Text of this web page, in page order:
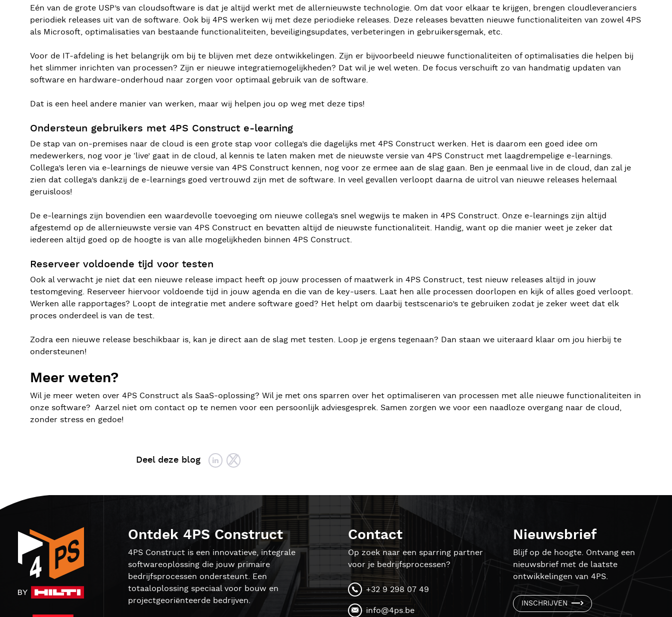
Eén van de grote USP’s van cloudsoftware is dat je altijd werkt met de allernieuwste technologie. Om dat voor elkaar te krijgen, brengen cloudleveranciers
periodiek releases uit van de software. Ook bij 4PS werken wij met deze periodieke releases. Deze releases bevatten nieuwe functionaliteiten van zowel 4PS
als Microsoft, optimalisaties van bestaande functionaliteiten, beveiligingsupdates, verbeteringen in gebruikersgemak, etc.
Voor de IT-afdeling is het belangrijk om bij te blijven met deze ontwikkelingen. Zijn er bijvoorbeeld nieuwe functionaliteiten of optimalisaties die helpen bij
het slimmer inrichten van processen? Zijn er nieuwe integratiemogelijkheden? Dat wil je wel weten. De focus verschuift zo van handmatig updaten van
software en hardware-onderhoud naar zorgen voor optimaal gebruik van de software.
Dat is een heel andere manier van werken, maar wij helpen jou op weg met deze tips!
Ondersteun gebruikers met 4PS Construct e-learning
De stap van on-premises naar de cloud is een grote stap voor collega’s die dagelijks met 4PS Construct werken. Het is daarom een goed idee om
medewerkers, nog voor je ‘live’ gaat in de cloud, al kennis te laten maken met de nieuwste versie van 4PS Construct met laagdrempelige e-learnings.
Collega’s leren via e-learnings de nieuwe versie van 4PS Construct kennen, nog voor ze ermee aan de slag gaan. Ben je eenmaal live in de cloud, dan zal je
zien dat collega’s dankzij de e-learnings goed vertrouwd zijn met de software. In veel gevallen verloopt daarna de uitrol van nieuwe releases helemaal
geruisloos!
De e-learnings zijn bovendien een waardevolle toevoeging om nieuwe collega’s snel wegwijs te maken in 4PS Construct. Onze e-learnings zijn altijd
afgestemd op de allernieuwste versie van 4PS Construct en bevatten altijd de nieuwste functionaliteit. Handig, want op die manier weet je zeker dat
iedereen altijd goed op de hoogte is van alle mogelijkheden binnen 4PS Construct.
Reserveer voldoende tijd voor testen
Ook al verwacht je niet dat een nieuwe release impact heeft op jouw processen of maatwerk in 4PS Construct, test nieuw releases altijd in jouw
testomgeving. Reserveer hiervoor voldoende tijd in jouw agenda en die van de key-users. Laat hen alle processen doorlopen en kijk of alles goed verloopt.
Werken alle rapportages? Loopt de integratie met andere software goed? Het helpt om daarbij testscenario’s te gebruiken zodat je zeker weet dat elk
proces onderdeel is van de test.
Zodra een nieuwe release beschikbaar is, kan je direct aan de slag met testen. Loop je ergens tegenaan? Dan staan we uiteraard klaar om jou hierbij te
ondersteunen!
Meer weten?
Wil je meer weten over 4PS Construct als SaaS-oplossing? Wil je met ons sparren over het optimaliseren van processen met alle nieuwe functionaliteiten in
onze software? Aarzel niet om contact op te nemen voor een persoonlijk adviesgesprek. Samen zorgen we voor een naadloze overgang naar de cloud,
zonder stress en gedoe!
Deel deze blog
Ontdek 4PS Construct
4PS Construct is een innovatieve, integrale
softwareoplossing die jouw primaire
bedrijfsprocessen ondersteunt. Een
totaaloplossing speciaal voor bouw en
projectgeoriënteerde bedrijven.
Contact
Op zoek naar een sparring partner
voor je bedrijfsprocessen?
+32 9 298 07 49
info@4ps.be
Nieuwsbrief
Blijf op de hoogte. Ontvang een
nieuwsbrief met de laatste
ontwikkelingen van 4PS.
INSCHRIJVEN